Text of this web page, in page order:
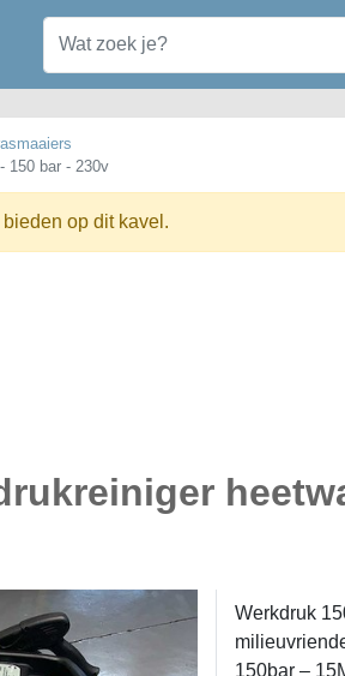
150 bar - 230v
op dit kavel.
Werkdruk
150bar –